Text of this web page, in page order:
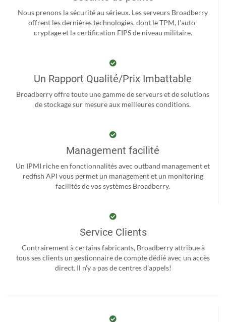
Nous prenons la sécurité au sérieux. Les serveurs Broadberry
offrent les dernières technologies, dont le TPM, l'auto-
cryptage et la certification FIPS de niveau militaire.
Un Rapport Qualité/Prix Imbattable
Broadberry offre toute une gamme de serveurs et de solutions
de stockage sur mesure aux meilleures conditions.
Management facilité
Un IPMI riche en fonctionnalités avec outband management et
redfish API vous permet un management et un monitoring
facilités de vos systèmes Broadberry.
Service Clients
Contrairement à certains fabricants, Broadberry attribue à
tous ses clients un gestionnaire de compte dédié avec un accès
direct. Il n'y a pas de centres d'appels!